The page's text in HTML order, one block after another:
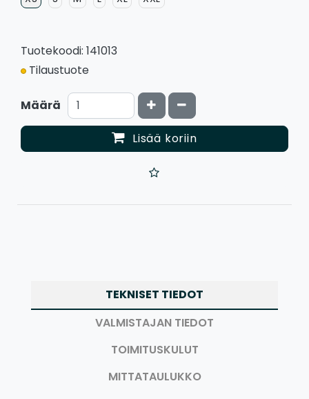
Tuotekoodi: 141013
Tilaustuote
Määrä Kasvata määrää
Vähennä määrää
Lisää koriin
TEKNISET TIEDOT
VALMISTAJAN TIEDOT
TOIMITUSKULUT
MITTATAULUKKO